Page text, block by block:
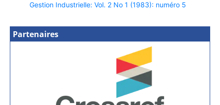
Gestion Industrielle: Vol. 2 No 1 (1983): numéro 5
Partenaires